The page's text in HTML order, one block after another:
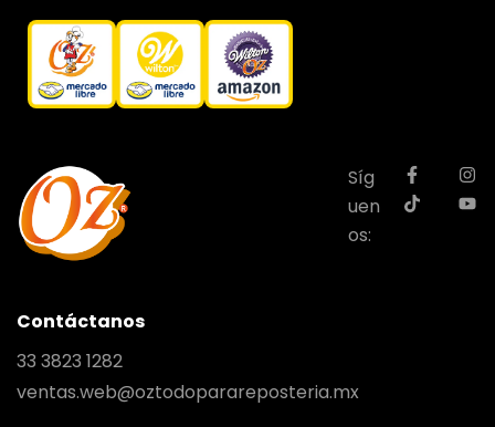
Síg
uen
os:
Contáctanos
33 3823 1282
ventas.web@oztodoparareposteria.mx